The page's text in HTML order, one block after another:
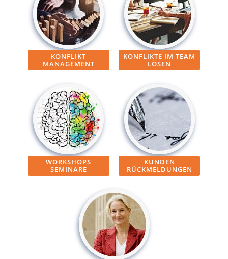
KONFLIKT
MANAGEMENT
KONFLIKTE IM TEAM
LÖSEN
WORKSHOPS
SEMINARE
KUNDEN
RÜCKMELDUNGEN